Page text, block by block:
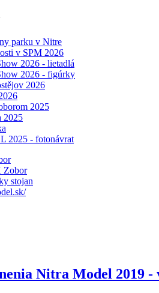
parku v Nitre
v SPM 2026
2026 - lietadlá
2026 - figúrky
2026
2025
2025
2025 - fotonávrat
Nitra Model 2019